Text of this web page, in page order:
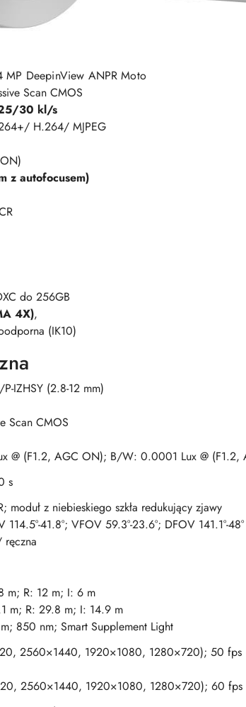
MP DeepinView ANPR Moto
Scan CMOS
30 kl/s
H.264/ MJPEG
z autofocusem)
do 256GB
4X),
(IK10)
IZHSY (2.8-12 mm)
Scan CMOS
@ (F1.2, AGC ON); B/W: 0.0001 Lux @ (F1.2,
s
moduł z niebieskiego szkła redukujący zjawy
41.8°; VFOV 59.3°-23.6°; DFOV 141.1°-48°
ręczna
m; R: 12 m; I: 6 m
m; R: 29.8 m; I: 14.9 m
850 nm; Smart Supplement Light
2560×1440, 1920×1080, 1280×720); 50
2560×1440, 1920×1080, 1280×720); 60